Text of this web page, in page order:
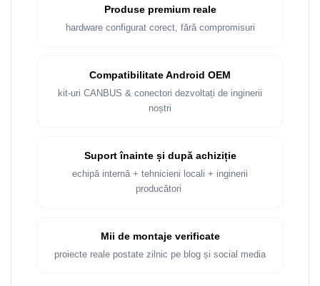
Produse premium reale
hardware configurat corect, fără compromisuri
Compatibilitate Android OEM
kit-uri CANBUS & conectori dezvoltați de inginerii
noștri
Suport înainte și după achiziție
echipă internă + tehnicieni locali + inginerii
producători
Mii de montaje verificate
proiecte reale postate zilnic pe blog și social media